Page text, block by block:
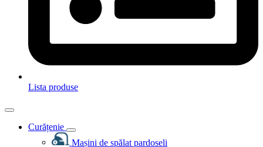
Lista produse
Curățenie
Mașini de spălat pardoseli